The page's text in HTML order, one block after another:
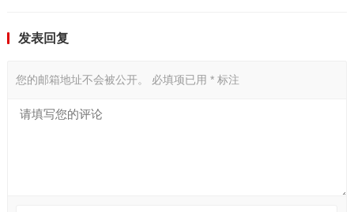
发表回复
您的邮箱地址不会被公开。 必填项已用 *标注